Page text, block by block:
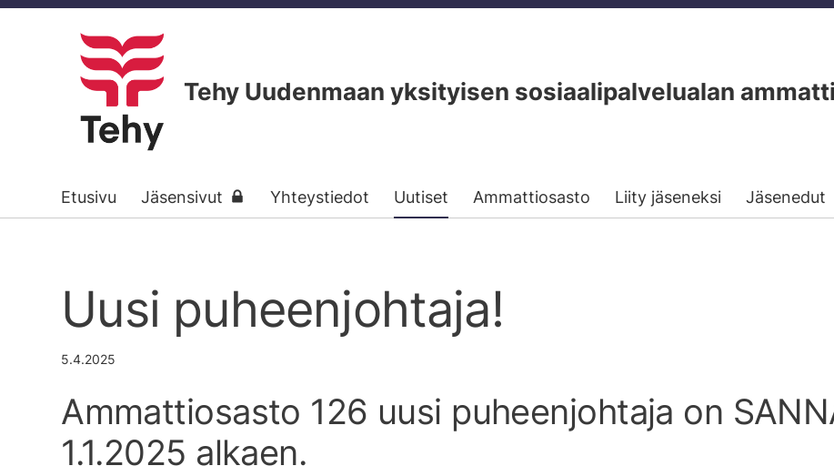
Tehy Uudenmaan yksityisen sosiaalipalvelualan
Etusivu Jäsensivut Yhteystiedot Uutiset Ammattiosasto Liity jäseneksi Jäsenedut
Uusi puheenjohtaja!
5.4.2025
Ammattiosasto 126 uusi puheenjohtaja on
1.1.2025 alkaen.